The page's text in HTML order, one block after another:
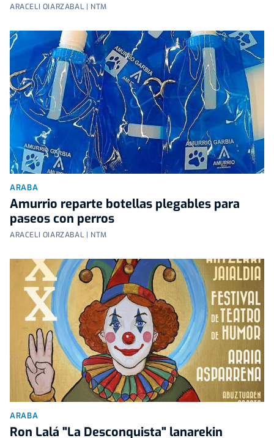
ARACELI OIARZABAL | NTM
ARABA
Amurrio reparte botellas plegables para
paseos con perros
ARACELI OIARZABAL | NTM
ARABA
Ron Lalá "La Desconquista" lanarekin